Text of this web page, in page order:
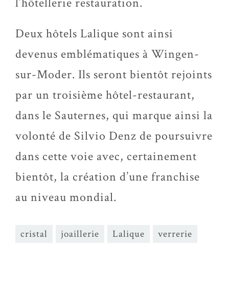
Deux hôtels Lalique sont ainsi
devenus emblématiques à Wingen-
sur-Moder. Ils seront bientôt rejoints
par un troisième hôtel-restaurant,
dans le Sauternes, qui marque ainsi la
volonté de Silvio Denz de poursuivre
dans cette voie avec, certainement
bientôt, la création d’une franchise
au niveau mondial.
cristal joaillerie Lalique verrerie